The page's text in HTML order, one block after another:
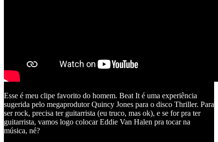
Esse é meu clipe favorito do homem. Beat It é uma experiência
sugerida pelo megaprodutor Quincy Jones para o disco Thriller. Para
ser rock, precisa ter guitarrista (eu truco, mas ok), e se for pra ter
guitarrista, vamos logo colocar Eddie Van Halen pra tocar na
música, né?